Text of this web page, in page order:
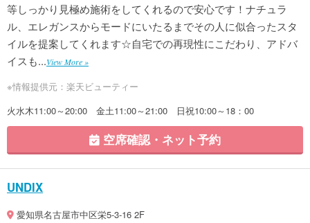
等しっかり見極め施術をしてくれるので安心です！ナチュラ
ル、エレガンスからモードにいたるまでその人に似合ったスタ
イルを提案してくれます☆自宅での再現性にこだわり、アドバ
イスも...View More »
※情報提供元：楽天ビューティー
火水木11:00～20:00 金土11:00～21:00 日祝10:00～18：00
空席確認・ネット予約
UNDIX
愛知県名古屋市中区栄5-3-16 2F